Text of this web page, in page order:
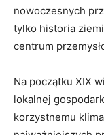
nowoczesnych
tylko historia
centrum
Na początku XIX
lokalnej
korzystnemu